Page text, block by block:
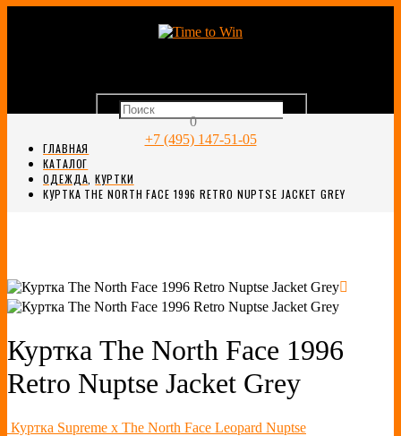
0
+7 (495) 147-51-05
ГЛАВНАЯ
КАТАЛОГ
ОДЕЖДА ,КУРТКИ
КУРТКА THE NORTH FACE 1996 RETRO NUPTSE JACKET GREY
Куртка The North Face 1996
Retro Nuptse Jacket Grey
Куртка Supreme x The North Face Leopard Nuptse